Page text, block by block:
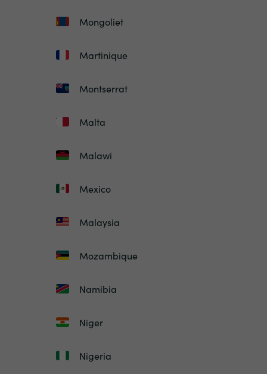
Mongoliet
Martinique
Montserrat
Malta
Malawi
Mexico
Malaysia
Mozambique
Namibia
Niger
Nigeria